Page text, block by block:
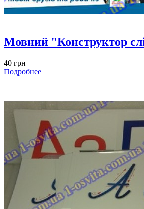
Мовний "Конструктор
40 грн
Подробнее